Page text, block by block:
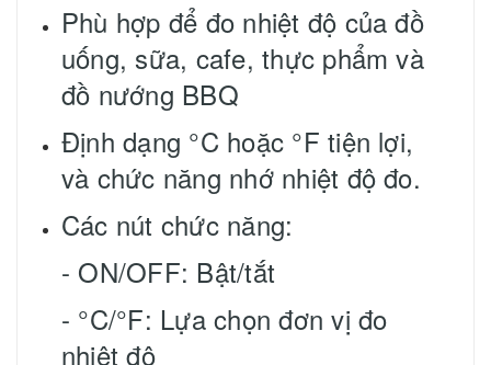
Phù hợp để đo nhiệt độ của đồ
uống, sữa, cafe, thực phẩm và
đồ nướng BBQ
Định dạng °C hoặc °F tiện lợi,
và chức năng nhớ nhiệt độ đo.
Các nút chức năng:
- ON/OFF: Bật/tắt
- °C/°F: Lựa chọn đơn vị đo
nhiệt độ